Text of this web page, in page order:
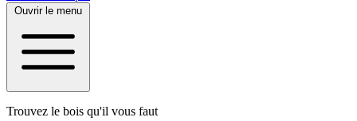
Ouvrir le menu
Trouvez le bois qu'il vous faut